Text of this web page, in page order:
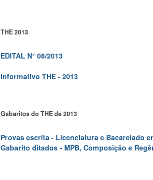
THE 2013
EDITAL N° 08/2013
Informativo THE - 2013
Gabaritos do THE de 2013
Provas escrita - Licenciatura e Bacarelado
Gabarito ditados - MPB, Composição e